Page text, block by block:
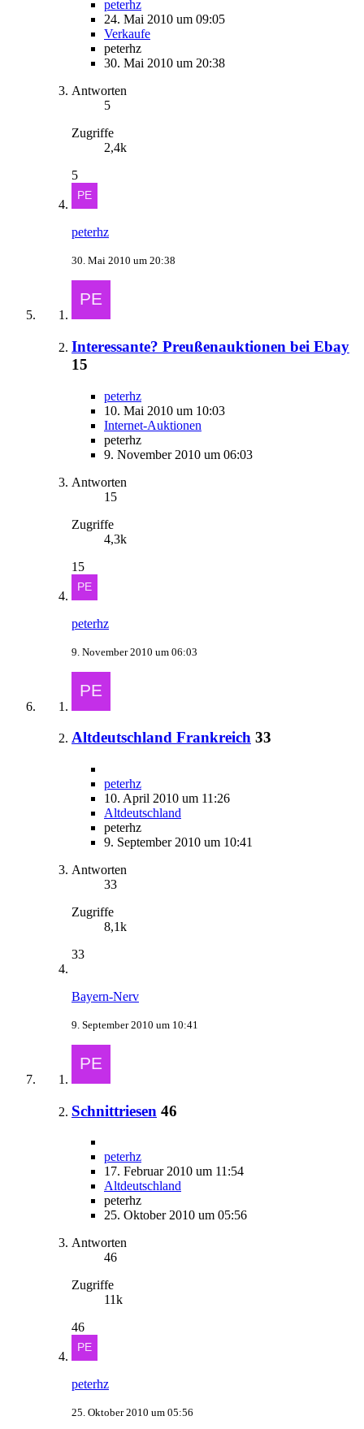
peterhz
24. Mai 2010 um 09:05
Verkaufe
peterhz
30. Mai 2010 um 20:38
Antworten
5
Zugriffe
2,4k
5
peterhz
30. Mai 2010 um 20:38
Interessante? Preußenauktionen bei Ebay
15
peterhz
10. Mai 2010 um 10:03
Internet-Auktionen
peterhz
9. November 2010 um 06:03
Antworten
15
Zugriffe
4,3k
15
peterhz
9. November 2010 um 06:03
Altdeutschland Frankreich 33
peterhz
10. April 2010 um 11:26
Altdeutschland
peterhz
9. September 2010 um 10:41
Antworten
33
Zugriffe
8,1k
33
Bayern-Nerv
9. September 2010 um 10:41
Schnittriesen 46
peterhz
17. Februar 2010 um 11:54
Altdeutschland
peterhz
25. Oktober 2010 um 05:56
Antworten
46
Zugriffe
11k
46
peterhz
25. Oktober 2010 um 05:56